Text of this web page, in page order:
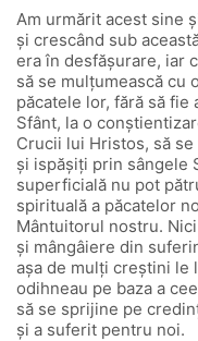
Am urmărit acest sine
și crescând sub
era în desfășurare, iar
să se mulțumească cu
păcatele lor, fără să fie
Sfânt, la o
Crucii lui Hristos, să
și ispășiți prin sângele
superficială nu pot
spirituală a păcatelor
Mântuitorul nostru.
și mângâiere din
așa de mulți creștini le
odihneau pe baza a
să se sprijine pe
și a suferit pentru noi.